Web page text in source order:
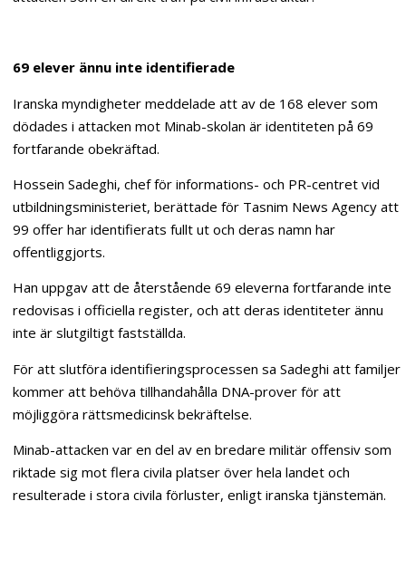
69 elever ännu inte identifierade
Iranska myndigheter meddelade att av de 168 elever som
dödades i attacken mot Minab-skolan är identiteten på 69
fortfarande obekräftad.
Hossein Sadeghi, chef för informations- och PR-centret vid
utbildningsministeriet, berättade för Tasnim News Agency att
99 offer har identifierats fullt ut och deras namn har
offentliggjorts.
Han uppgav att de återstående 69 eleverna fortfarande inte
redovisas i officiella register, och att deras identiteter ännu
inte är slutgiltigt fastställda.
För att slutföra identifieringsprocessen sa Sadeghi att familjer
kommer att behöva tillhandahålla DNA-prover för att
möjliggöra rättsmedicinsk bekräftelse.
Minab-attacken var en del av en bredare militär offensiv som
riktade sig mot flera civila platser över hela landet och
resulterade i stora civila förluster, enligt iranska tjänstemän.